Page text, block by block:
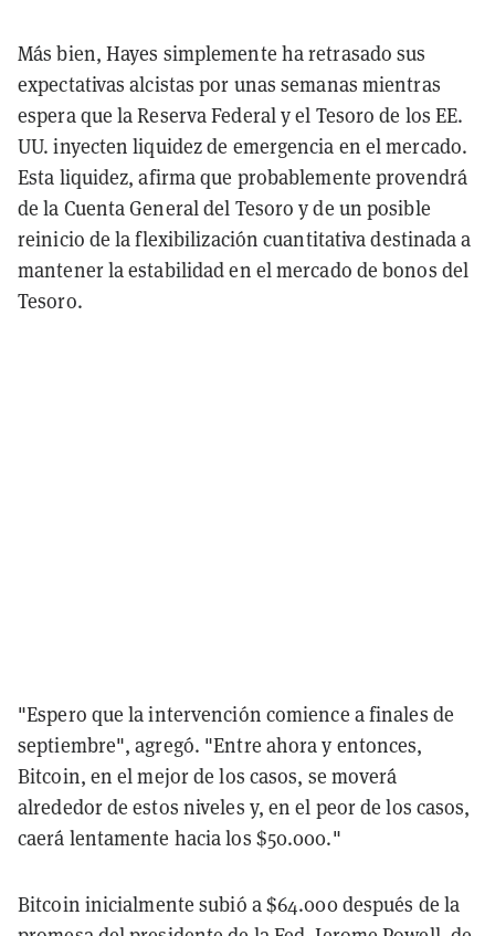
Más bien, Hayes simplemente ha retrasado sus
expectativas alcistas por unas semanas mientras
espera que la Reserva Federal y el Tesoro de los EE.
UU. inyecten liquidez de emergencia en el mercado.
Esta liquidez, afirma que probablemente provendrá
de la Cuenta General del Tesoro y de un posible
reinicio de la flexibilización cuantitativa destinada a
mantener la estabilidad en el mercado de bonos del
Tesoro.
"Espero que la intervención comience a finales de
septiembre", agregó. "Entre ahora y entonces,
Bitcoin, en el mejor de los casos, se moverá
alrededor de estos niveles y, en el peor de los casos,
caerá lentamente hacia los $50.000."
Bitcoin inicialmente subió a $64.000 después de la